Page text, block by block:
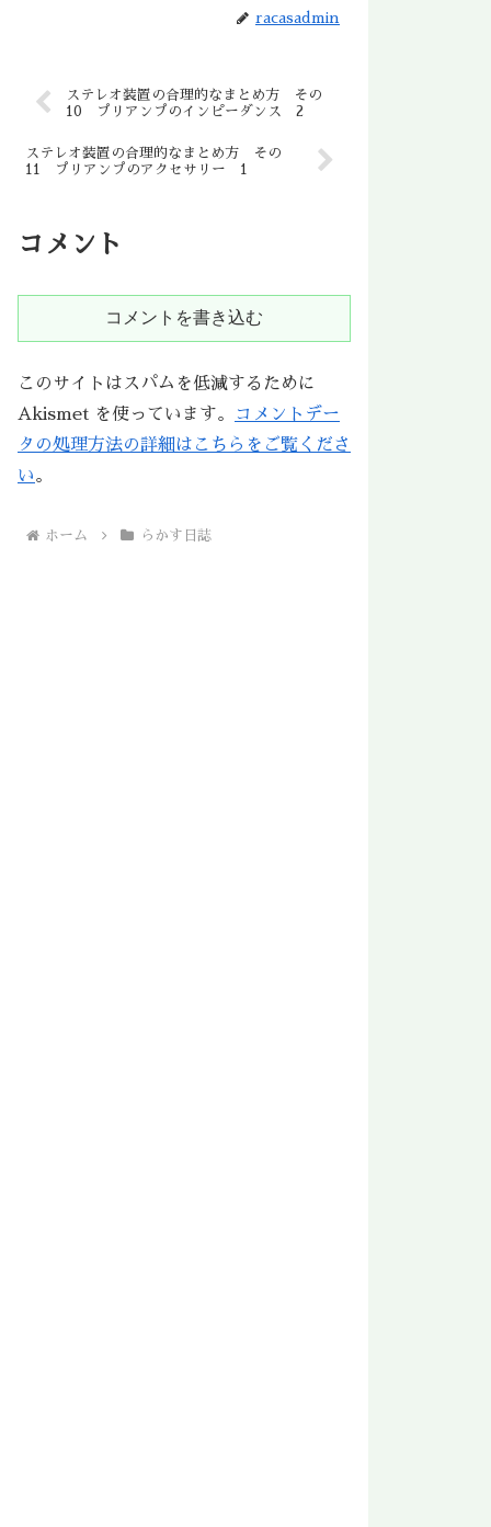
racasadmin
ステレオ装置の合理的なまとめ方 その
10 プリアンプのインピーダンス 2
ステレオ装置の合理的なまとめ方 その
11 プリアンプのアクセサリー 1
コメント
コメントを書き込む
このサイトはスパムを低減するために
Akismet を使っています。
コメントデー
タの処理方法の詳細はこちらをご覧くださ
い。
ホーム らかす日誌